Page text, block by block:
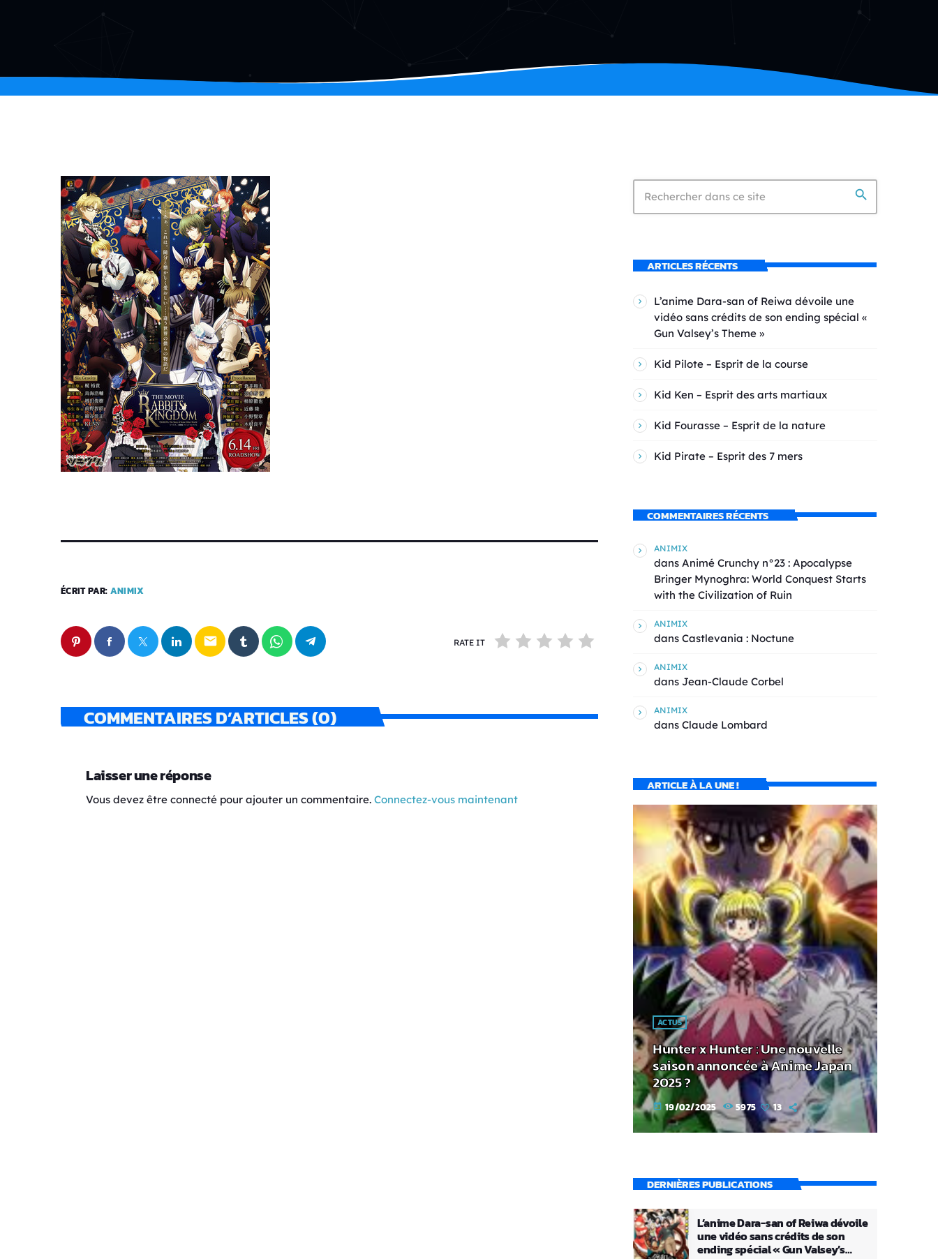
ÉCRIT PAR: ANIMIX
email RATE IT
COMMENTAIRES D’ARTICLES (0)
Laisser une réponse
Vous devez être connecté pour ajouter un commentaire. Connectez-vous maintenant
search
ARTICLES RÉCENTS
L’anime Dara-san of Reiwa dévoile une
vidéo sans crédits de son ending spécial «
Gun Valsey’s Theme »
Kid Pilote – Esprit de la course
Kid Ken – Esprit des arts martiaux
Kid Fourasse – Esprit de la nature
Kid Pirate – Esprit des 7 mers
COMMENTAIRES RÉCENTS
ANIMIX
dans Animé Crunchy n°23 : Apocalypse
Bringer Mynoghra: World Conquest Starts
with the Civilization of Ruin
ANIMIX
dans Castlevania : Noctune
ANIMIX
dans Jean-Claude Corbel
ANIMIX
dans Claude Lombard
ARTICLE À LA UNE !
ACTUS
Hunter x Hunter : Une nouvelle
saison annoncée à Anime Japan
2025 ?
today 19/02/2025 5975 13
DERNIÈRES PUBLICATIONS
L’anime Dara-san of Reiwa dévoile
une vidéo sans crédits de son
ending spécial « Gun Valsey’s